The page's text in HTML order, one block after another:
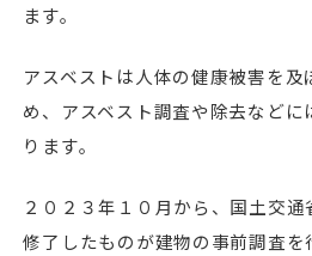
ます。
アスベストは人体の健康被害を
め、アスベスト調査や除去など
ります。
２０２３年１０月から、国土交
修了したものが建物の事前調査